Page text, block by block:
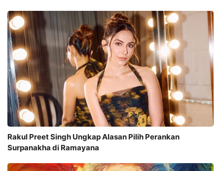
Rakul Preet Singh Ungkap Alasan Pilih Perankan
Surpanakha di Ramayana